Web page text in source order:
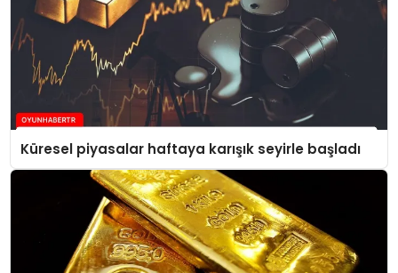
Küresel piyasalar haftaya karışık seyirle başladı